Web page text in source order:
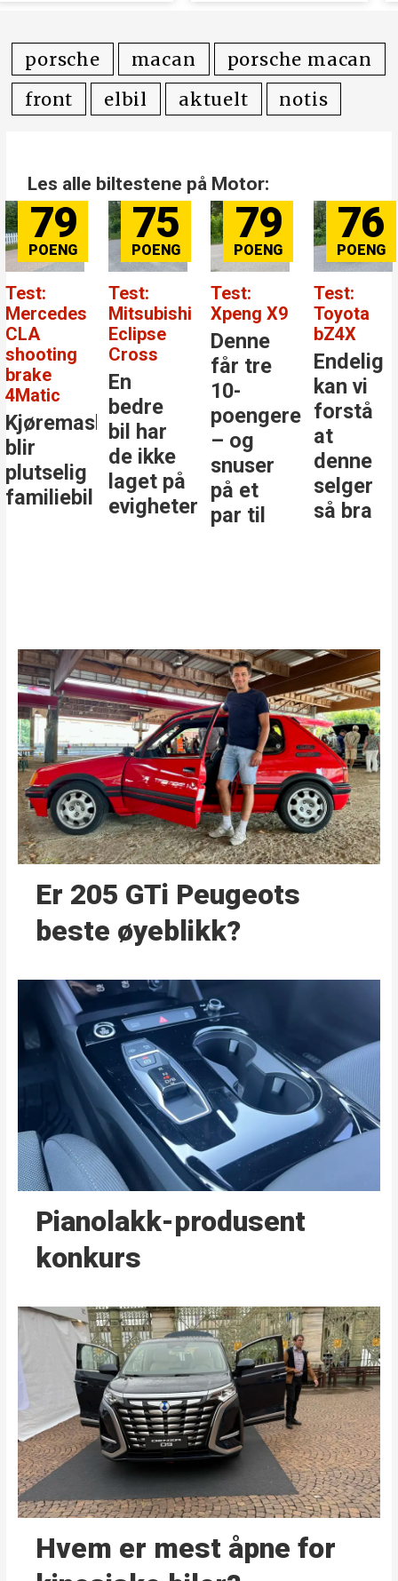
porsche macan
porsche macan
front
elbil aktuelt notis
Les alle biltestene på Motor:
79
Test:
Mercedes
CLA
shooting
brake
4Matic
Kjøremaskinen
blir
plutselig
familiebil
75
Test:
Mitsubishi
Eclipse
Cross
En
bedre
bil har
de ikke
laget på
evigheter
79
Test:
Xpeng X9
Denne
får tre
10-
poengere
– og
snuser
på et
par til
76
Test:
Toyota
bZ4X
Endelig
kan vi
forstå
at
denne
selger
så bra
Er 205 GTi Peugeots
beste øyeblikk?
Pianolakk-produsent
konkurs
Hvem er mest åpne for